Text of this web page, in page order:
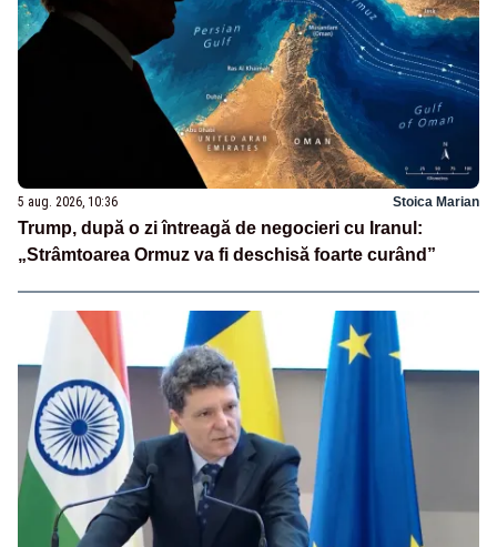
5 aug. 2026, 10:36 Stoica Marian
Trump, după o zi întreagă de negocieri cu Iranul:
„Strâmtoarea Ormuz va fi deschisă foarte curând”